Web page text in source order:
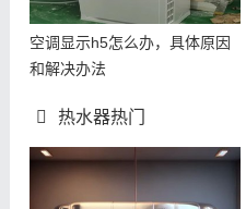
空调显示h5怎么办，具体原因
和解决办法
热水器热门